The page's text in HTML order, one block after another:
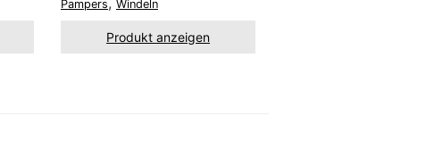
Pampers Windeln
Produkt anzeigen